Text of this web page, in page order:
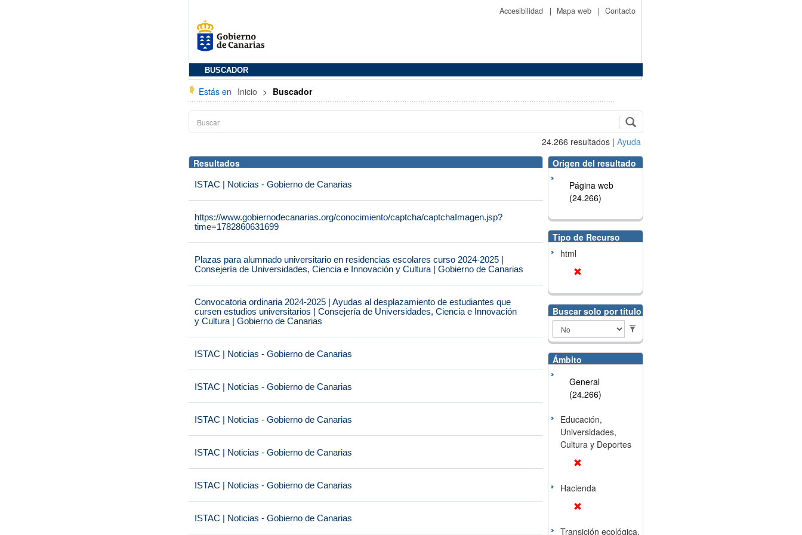
Accesibilidad | Mapa web | Contacto
BUSCADOR
Estás en Inicio > Buscador
24.266 resultados | Ayuda
Resultados
ISTAC | Noticias - Gobierno de Canarias
https://www.gobiernodecanarias.org/conocimiento/captcha/captchaImagen.jsp?
time=1782860631699
Plazas para alumnado universitario en residencias escolares curso 2024-2025 |
Consejería de Universidades, Ciencia e Innovación y Cultura | Gobierno de Canarias
Convocatoria ordinaria 2024-2025 | Ayudas al desplazamiento de estudiantes que
cursen estudios universitarios | Consejería de Universidades, Ciencia e Innovación
y Cultura | Gobierno de Canarias
ISTAC | Noticias - Gobierno de Canarias
ISTAC | Noticias - Gobierno de Canarias
ISTAC | Noticias - Gobierno de Canarias
ISTAC | Noticias - Gobierno de Canarias
ISTAC | Noticias - Gobierno de Canarias
ISTAC | Noticias - Gobierno de Canarias
Origen del resultado
Página web
(24.266)
Tipo de Recurso
html
Buscar solo por título
Ámbito
General
(24.266)
Educación,
Universidades,
Cultura y Deportes
Hacienda
Transición ecológica,